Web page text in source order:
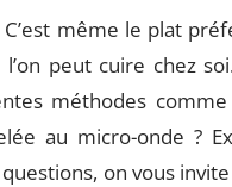
même le plat
peut cuire chez
méthodes comme
au micro-onde ?
on vous